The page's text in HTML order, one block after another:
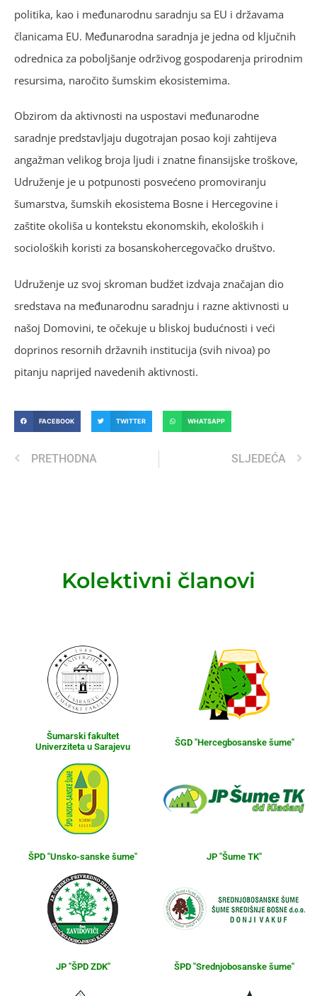
politika, kao i međunarodnu saradnju sa EU i državama
članicama EU. Međunarodna saradnja je jedna od ključnih
odrednica za poboljšanje održivog gospodarenja prirodnim
resursima, naročito šumskim ekosistemima.
Obzirom da aktivnosti na uspostavi međunarodne
saradnje predstavljaju dugotrajan posao koji zahtijeva
angažman velikog broja ljudi i znatne finansijske troškove,
Udruženje je u potpunosti posvećeno promoviranju
šumarstva, šumskih ekosistema Bosne i Hercegovine i
zaštite okoliša u kontekstu ekonomskih, ekoloških i
socioloških koristi za bosanskohercegovačko društvo.
Udruženje uz svoj skroman budžet izdvaja značajan dio
sredstava na međunarodnu saradnju i razne aktivnosti u
našoj Domovini, te očekuje u bliskoj budućnosti i veći
doprinos resornih državnih institucija (svih nivoa) po
pitanju naprijed navedenih aktivnosti.
FACEBOOK TWITTER WHATSAPP
PRETHODNA SLJEDEĆA
Kolektivni članovi
Šumarski fakultet
Univerziteta u Sarajevu
ŠGD "Hercegbosanske šume"
ŠPD "Unsko-sanske šume" JP "Šume TK"
JP "ŠPD ZDK" ŠPD "Srednjobosanske šume"